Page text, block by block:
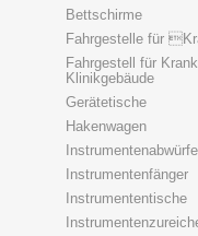
Bettschirme
Fahrgestelle für
Fahrgestell für
Klinikgebäude
Gerätetische
Hakenwagen
Instrumentenabwürfe
Instrumentenfänger
Instrumententische